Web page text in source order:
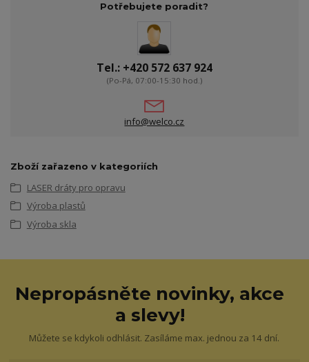
Potřebujete poradit?
Tel.: +420 572 637 924
(Po-Pá, 07:00-15:30 hod.)
info@welco.cz
Zboží zařazeno v kategoriích
LASER dráty pro opravu
Výroba plastů
Výroba skla
Nepropásněte novinky, akce
a slevy!
Můžete se kdykoli odhlásit. Zasíláme max. jednou za 14 dní.